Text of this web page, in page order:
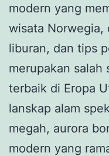
modern yang
wisata Norwegia,
liburan, dan tips
merupakan salah
terbaik di Eropa
lanskap alam
megah, aurora
modern yang